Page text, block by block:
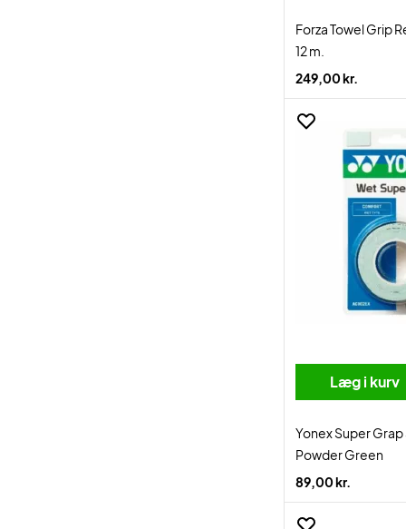
Forza Towel Grip
12 m.
249,00 kr.
Læg i kurv
Yonex Super
Powder Green
89,00 kr.